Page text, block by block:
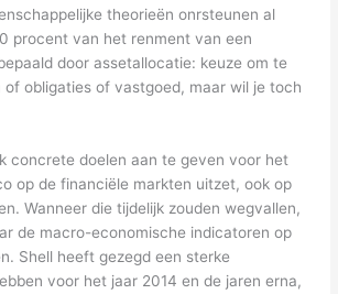
theorieën onrsteunen al
procent van het renment van een
door assetallocatie: keuze om te
of obligaties of vastgoed, maar wil je toch
concrete doelen aan te geven voor het
op de financiële markten uitzet, ook op
Wanneer die tijdelijk zouden wegvallen,
de macro-economische indicatoren op
Shell heeft gezegd een sterke
voor het jaar 2014 en de jaren erna,